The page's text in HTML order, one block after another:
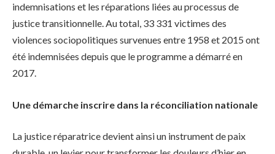
indemnisations et les réparations liées au processus de
justice transitionnelle. Au total, 33 331 victimes des
violences sociopolitiques survenues entre 1958 et 2015 ont
été indemnisées depuis que le programme a démarré en
2017.
Une démarche inscrire dans la réconciliation nationale
La justice réparatrice devient ainsi un instrument de paix